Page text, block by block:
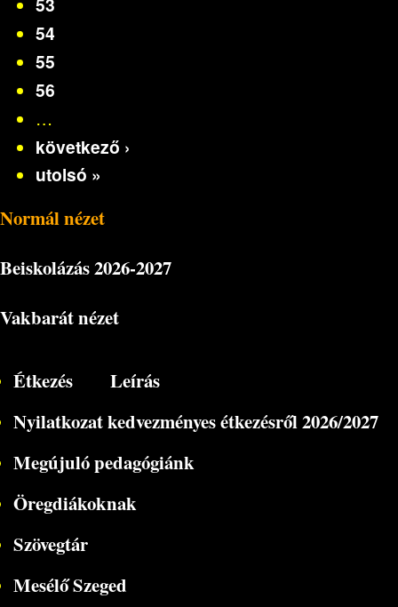
54
55
56
…
következő ›
utolsó »
Normál nézet
Beiskolázás2026-2027
Vakbarát nézet
Étkezés
Leírás
Nyilatkozat kedvezményes étkezésről 2026/2027
Megújuló pedagógiánk
Öregdiákoknak
Szövegtár
Mesélő Szeged